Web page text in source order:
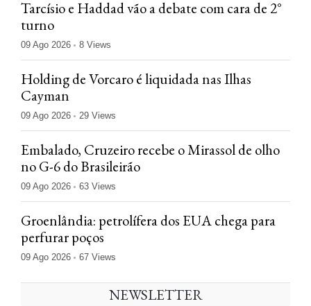
Tarcísio e Haddad vão a debate com cara de 2°
turno
09 Ago 2026 8 Views
Holding de Vorcaro é liquidada nas Ilhas
Cayman
09 Ago 2026 29 Views
Embalado, Cruzeiro recebe o Mirassol de olho
no G-6 do Brasileirão
09 Ago 2026 63 Views
Groenlândia: petrolífera dos EUA chega para
perfurar poços
09 Ago 2026 67 Views
NEWSLETTER